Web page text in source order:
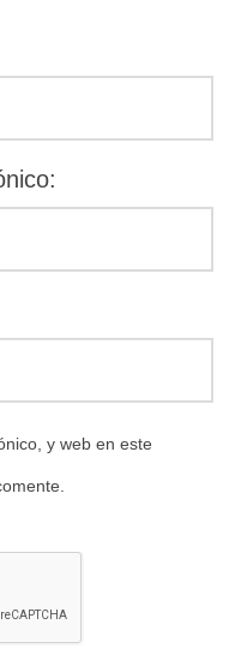
y web en este